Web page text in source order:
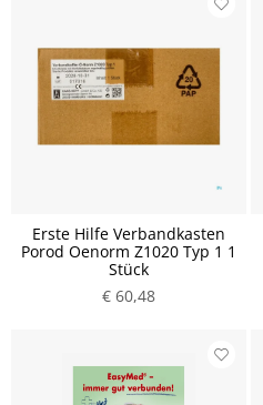
Erste Hilfe Verbandkasten
Porod Oenorm Z1020 Typ 1 1
Stück
€ 60,48